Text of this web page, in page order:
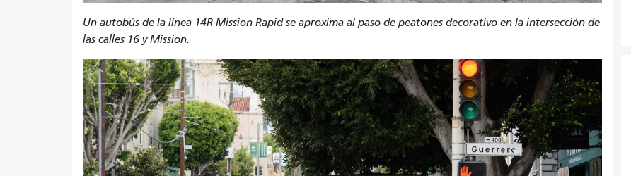
Un autobús de la línea 14R Mission Rapid se aproxima al paso de peatones decorativo en la intersección de
las calles 16 y Mission.